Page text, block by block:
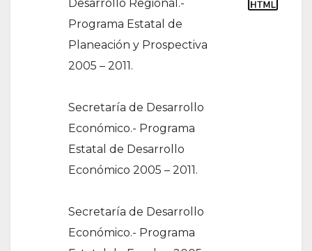
Desarrollo Regional.-
Programa Estatal de
Planeación y Prospectiva
2005 – 2011.
Secretaría de Desarrollo
Económico.- Programa
Estatal de Desarrollo
Económico 2005 – 2011.
Secretaría de Desarrollo
Económico.- Programa